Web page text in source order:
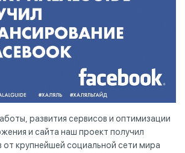
развития сервисов и оптимизации
и сайта наш проект получил
от крупнейшей социальной сети мира